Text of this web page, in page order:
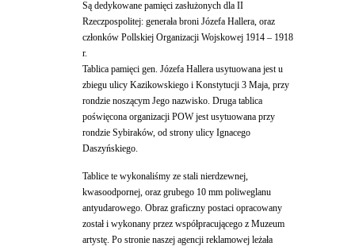
Są dedykowane pamięci zasłużonych dla II
Rzeczpospolitej: generała broni Józefa Hallera, oraz
członków Pollskiej Organizacji Wojskowej 1914 – 1918
r.
Tablica pamięci gen. Józefa Hallera usytuowana jest u
zbiegu ulicy Kazikowskiego i Konstytucji 3 Maja, przy
rondzie noszącym Jego nazwisko. Druga tablica
poświęcona organizacji POW jest usytuowana przy
rondzie Sybiraków, od strony ulicy Ignacego
Daszyńskiego.
Tablice te wykonaliśmy ze stali nierdzewnej,
kwasoodpornej, oraz grubego 10 mm poliweglanu
antyudarowego. Obraz graficzny postaci opracowany
został i wykonany przez współpracującego z Muzeum
artystę. Po stronie naszej agencji reklamowej leżała